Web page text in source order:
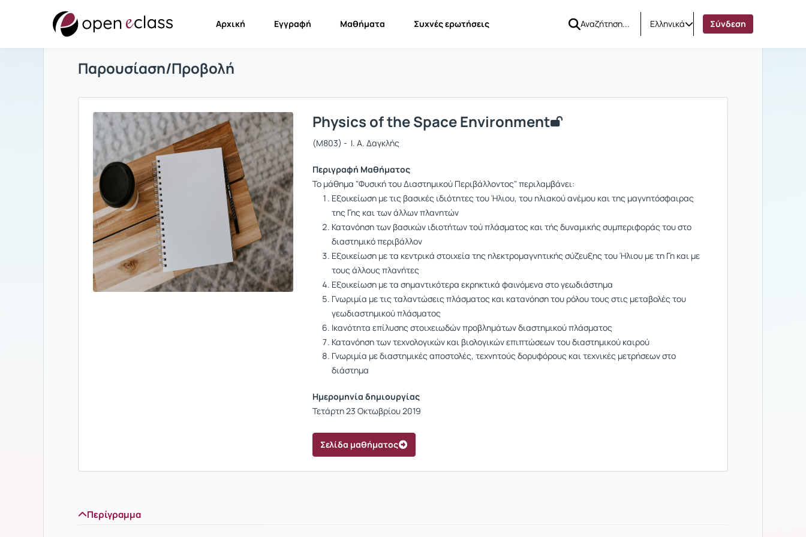
Αρχική Εγγραφή Μαθήματα Συχνές ερωτήσεις Ελληνικά Σύνδεση
Παρουσίαση/Προβολή
Physics of the Space Environment
(M803) - Ι. Α. Δαγκλής
Περιγραφή Μαθήματος
Το μάθημα "Φυσική του Διαστημικού Περιβάλλοντος" περιλαμβάνει:
Εξοικείωση με τις βασικές ιδιότητες του Ήλιου, του ηλιακού ανέμου και της μαγνητόσφαιρας
της Γης και των άλλων πλανητών
Κατανόηση των βασικών ιδιοτήτων τού πλάσματος και τής δυναμικής συμπεριφοράς του στο
διαστημικόπεριβάλλον
Εξοικείωση με τα κεντρικά στοιχεία της ηλεκτρομαγνητικής σύζευξης του Ήλιου με τη Γη και με
τους άλλους πλανήτες
Εξοικείωση με τα σημαντικότερα εκρηκτικά φαινόμενα στογεωδιάστημα
Γνωριμία με τις ταλαντώσεις πλάσματος και κατανόηση του ρόλου τους στις μεταβολές του
γεωδιαστημικούπλάσματος
Ικανότητα επίλυσης στοιχειωδών προβλημάτων διαστημικού πλάσματος
Κατανόηση των τεχνολογικών και βιολογικών επιπτώσεων του διαστημικού καιρού
Γνωριμία με διαστημικές αποστολές, τεχνητούς δορυφόρους και τεχνικές μετρήσεων στο
διάστημα
Ημερομηνία δημιουργίας
Τετάρτη 23 Οκτωβρίου 2019
Σελίδα μαθήματος
Περίγραμμα